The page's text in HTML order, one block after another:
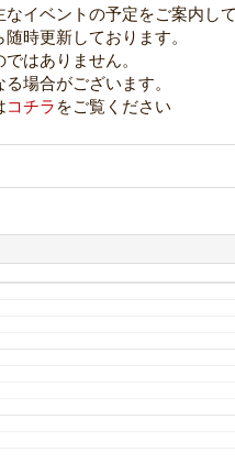
なイベントの予定をご案内し
時更新しております。
はありません。
場合がございます。
コチラ をご覧ください